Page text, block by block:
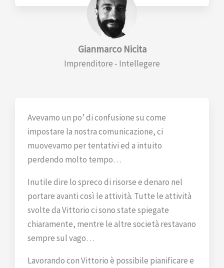
Gianmarco Nicita
Imprenditore - Intellegere
Avevamo un po’ di confusione su come
impostare la nostra comunicazione, ci
muovevamo per tentativi ed a intuito
perdendo molto tempo…
Inutile dire lo spreco di risorse e denaro nel
portare avanti così le attività. Tutte le attività
svolte da Vittorio ci sono state spiegate
chiaramente, mentre le altre società restavano
sempre sul vago…
Lavorando con Vittorio è possibile pianificare e